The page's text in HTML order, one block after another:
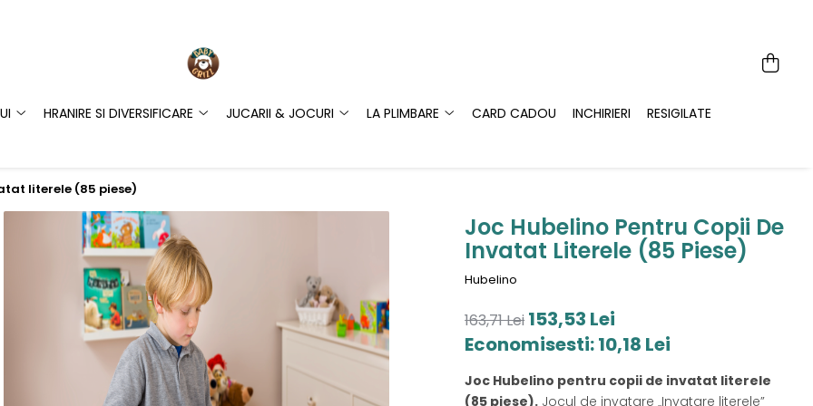
HRANIRE SI DIVERSIFICARE JUCARII & JOCURI LA PLIMBARE CARD CADOU INCHIRIERI
RESIGILATE
literele (85 piese)
Joc Hubelino Pentru Copii De
Invatat Literele (85 Piese)
Hubelino
163,71 Lei 153,53 Lei
Economisesti:10,18 Lei
Joc Hubelino pentru copii de invatat literele
(85 piese). Jocul de invatare „Invatare literele”